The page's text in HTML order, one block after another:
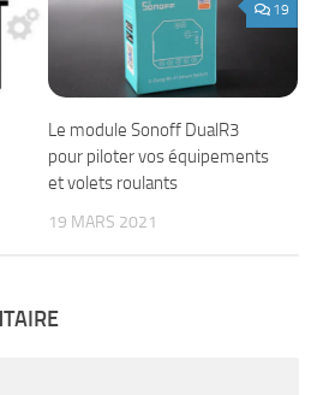
19
Le module Sonoff DualR3
pour piloter vos équipements
et volets roulants
19 MARS 2021